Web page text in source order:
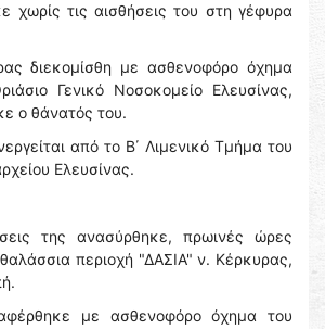
χωρίς τις αισθήσεις του στη γέφυρα
διεκομίσθη με ασθενοφόρο όχημα
Γενικό Νοσοκομείο Ελευσίνας,
ο θάνατός του.
από το Β΄ Λιμενικό Τμήμα του
Ελευσίνας.
της ανασύρθηκε, πρωινές ώρες
περιοχή "ΔΑΣΙΑ" ν. Κέρκυρας,
με ασθενοφόρο όχημα του